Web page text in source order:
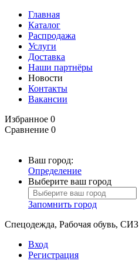
Главная
Каталог
Распродажа
Услуги
Доставка
Наши партнёры
Новости
Контакты
Вакансии
Избранное 0
Сравнение 0
Ваш город:
Определение
Выберите ваш город
Запомнить город
Спецодежда, Рабочая обувь, СИЗ
Вход
Регистрация